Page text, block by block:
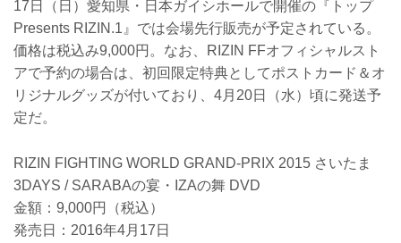
17日（日）愛知県・日本ガイシホールで開催の『トップ
Presents RIZIN.1』では会場先行販売が予定されている。
価格は税込み9,000円。なお、RIZIN FFオフィシャルスト
アで予約の場合は、初回限定特典としてポストカード＆オ
リジナルグッズが付いており、4月20日（水）頃に発送予
定だ。
RIZIN FIGHTING WORLD GRAND-PRIX 2015 さいたま
3DAYS / SARABAの宴・IZAの舞 DVD
金額：9,000円（税込）
発売日：2016年4月17日